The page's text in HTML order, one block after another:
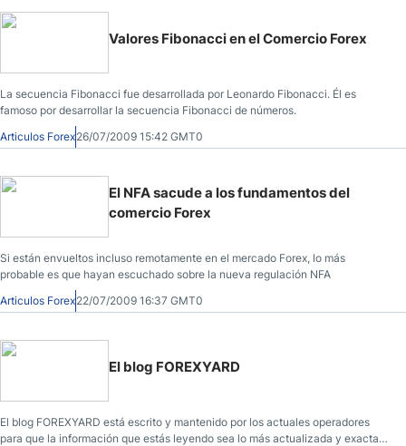
Valores Fibonacci en el Comercio Forex
La secuencia Fibonacci fue desarrollada por Leonardo Fibonacci. Él es
famoso por desarrollar la secuencia Fibonacci de números.
Articulos Forex26/07/2009 15:42 GMT0
El NFA sacude a los fundamentos del
comercio Forex
Si están envueltos incluso remotamente en el mercado Forex, lo más
probable es que hayan escuchado sobre la nueva regulación NFA
Articulos Forex22/07/2009 16:37 GMT0
El blog FOREXYARD
El blog FOREXYARD está escrito y mantenido por los actuales operadores
para que la información que estás leyendo sea lo más actualizada y exacta